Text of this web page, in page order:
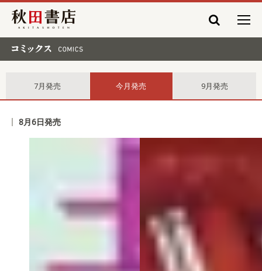
秋田書店
7月発売 今月発売 9月発売
8月6日発売